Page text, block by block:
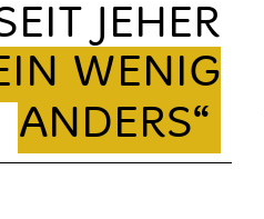
JEHER
WENIG
ANDERS“